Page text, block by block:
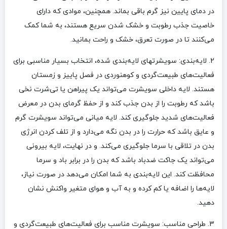
در دمای پایین نیز گرم باقی بماند. همچنین، موادی که دارای
خاصیت جذب رطوبت و خشک شدن سریع هستند، به شما کمک
می‌کنند تا در صورت تعرق، خشک و راحت بمانید.
2. لایه‌بندی: سویشرتهای لایه‌بندی شده، انتخاب بسیار مناسبی برای
فعالیت‌های طبیعت‌گردی و کوهنوردی در فصل پاییز و زمستان
هستند. لایه داخلی سویشرت می‌تواند یک پیراهن یا تی‌شرت نخی
باشد که رطوبت را از بدن جذب کند و از حفظ گرمای بدن در معرض
فعالیت‌های شدید جلوگیری کند. لایه میانی می‌تواند سویشرت گرم
و عایق باشد که حرارت را در بدن نگه می‌دارد و از تلف کردن انرژی
بدن در تلاقی با سرما جلوگیری می‌کند. و در نهایت، لایه بیرونی
می‌تواند یک جاکت ضدباد باشد که بدن را در برابر باد و سرما
محافظت کند. این لایه‌بندی به شما امکان می‌دهد در صورت نیاز،
لایه‌ها را اضافه یا کم کرده و به آب و هوای متغیر واکنش نشان
دهید.
3. طراحی مناسب: سویشرت مناسب برای فعالیت‌های طبیعت‌گردی و